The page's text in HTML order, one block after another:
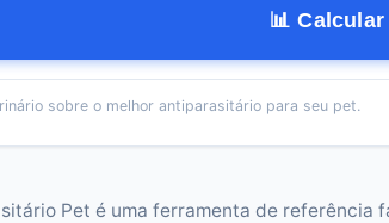
📊 Calcular
sobre o melhor antiparasitário para seu pet.
Pet é uma ferramenta de referência